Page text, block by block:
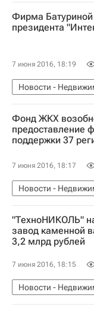
Фирма Батуриной
президента
7 июня 2016, 18:19
Новости -
Интеко
Россия
Фонд ЖКХ
предоставление
поддержки 37
7 июня 2016, 18:17
Новости -
Жилье
Россия
"ТехноНИКОЛЬ"
завод каменной
3,2 млрд рублей
7 июня 2016, 18:15
Новости -
Завод